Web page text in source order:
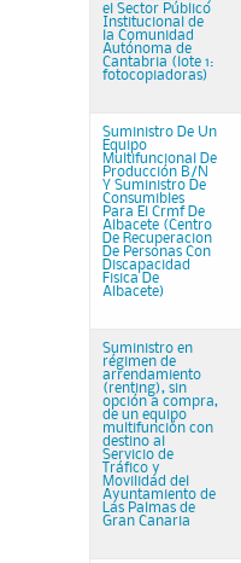
el Sector Público
Institucional de
la Comunidad
Autónoma de
Cantabria (lote 1:
fotocopiadoras)
Suministro De Un
Equipo
Multifuncional De
Producción B/N
Y Suministro De
Consumibles
Para El Crmf De
Albacete (Centro
De Recuperacion
De Personas Con
Discapacidad
Fisica De
Albacete)
Suministro en
régimen de
arrendamiento
(renting), sin
opción a compra,
de un equipo
multifunción con
destino al
Servicio de
Tráfico y
Movilidad del
Ayuntamiento de
Las Palmas de
Gran Canaria